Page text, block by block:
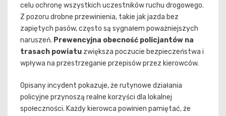
celu ochronę wszystkich uczestników ruchu drogowego.
Z pozoru drobne przewinienia, takie jak jazda bez
zapiętych pasów, często są sygnałem poważniejszych
naruszeń. Prewencyjna obecność policjantów na
trasach powiatu zwiększa poczucie bezpieczeństwa i
wpływa na przestrzeganie przepisów przez kierowców.
Opisany incydent pokazuje, że rutynowe działania
policyjne przynoszą realne korzyści dla lokalnej
społeczności. Każdy kierowca powinien pamiętać, że